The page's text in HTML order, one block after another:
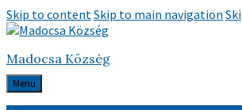
Skip to contentSkip to main navigation
Madocsa Község
Menu